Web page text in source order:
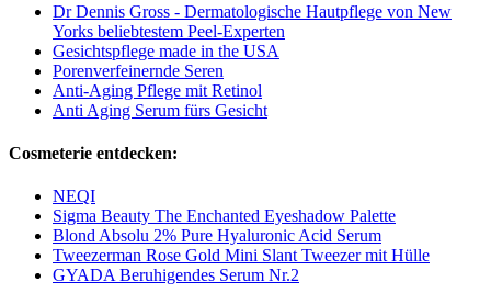
Dr Dennis Gross - Dermatologische Hautpflege von New
Yorks beliebtestem Peel-Experten
Gesichtspflege made in the USA
Porenverfeinernde Seren
Anti-Aging Pflege mit Retinol
Anti Aging Serum fürs Gesicht
Cosmeterie entdecken:
NEQI
Sigma Beauty The Enchanted Eyeshadow Palette
Blond Absolu 2% Pure Hyaluronic Acid Serum
Tweezerman Rose Gold Mini Slant Tweezer mit Hülle
GYADA Beruhigendes Serum Nr.2